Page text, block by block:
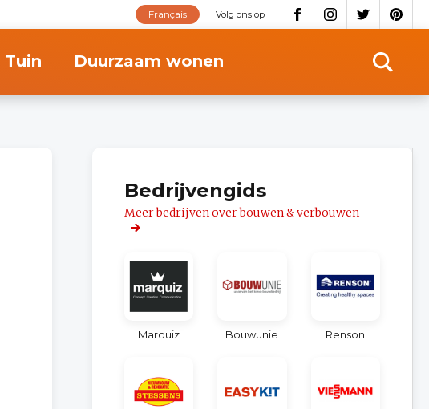
Volg ons op
Français
Tuin Duurzaam wonen
Bedrijvengids
Meer bedrijven over bouwen & verbouwen
Marquiz Bouwunie Renson